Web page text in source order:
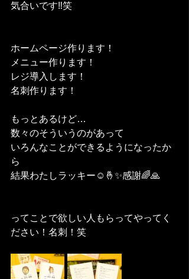
気合いです‼️笑
ホームページ作ります！
メニュー作ります！
レジ導入します！
名刺作ります！
もっとあるけど…
数々のそういうのがあって
いろんなことができるようになったか
ら
結果わたしラッキー☺️🤞✨感謝🌈🙏
ってことで欲しい人もらってやってく
ださい！名刺！笑